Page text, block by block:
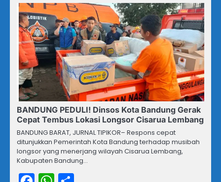
BANDUNG PEDULI! Dinsos Kota Bandung Gerak
Cepat Tembus Lokasi Longsor Cisarua Lembang
BANDUNG BARAT, JURNAL TIPIKOR– Respons cepat
ditunjukkan Pemerintah Kota Bandung terhadap musibah
longsor yang menerjang wilayah Cisarua Lembang,
Kabupaten Bandung…